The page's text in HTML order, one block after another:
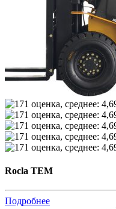
Rocla TEM
Подробнее